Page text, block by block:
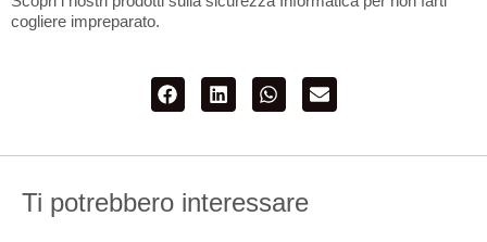
cogliere impreparato.
Ti potrebbero interessare